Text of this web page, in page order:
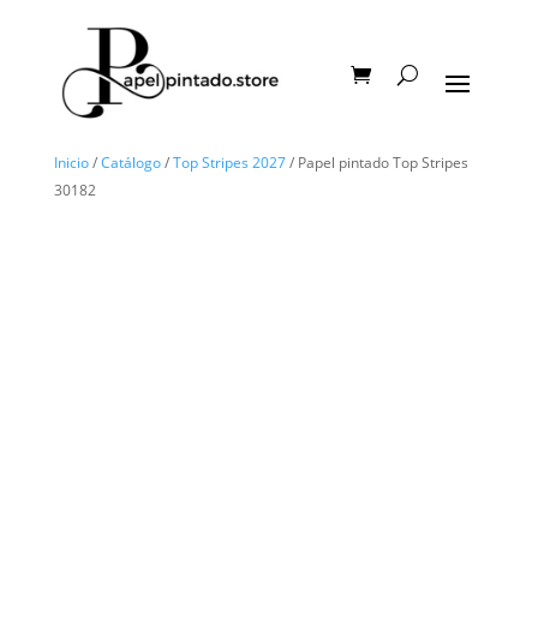
Inicio/Catálogo/Top Stripes 2027/ Papel pintado Top Stripes
30182